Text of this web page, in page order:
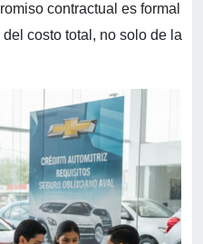
contractual es formal
costo total, no solo de la